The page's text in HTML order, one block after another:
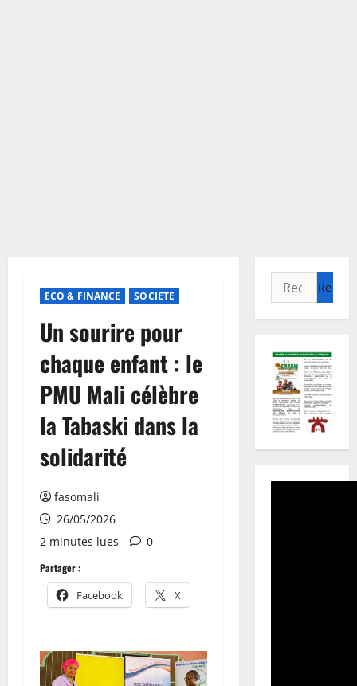
ECO & FINANCE SOCIETE
Un sourire pour
chaque enfant : le
PMU Mali célèbre
la Tabaski dans la
solidarité
fasomali
26/05/2026
2 minutes lues
0
Partager :
Facebook X
Rechercher :